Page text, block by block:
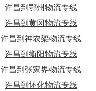
许昌到鄂州物流专线
许昌到黄冈物流专线
许昌到神农架物流专线
许昌到衡阳物流专线
许昌到张家界物流专线
许昌到怀化物流专线